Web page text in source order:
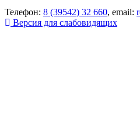
Телефон: 8 (39542) 32 660, email:
Версия для слабовидящих